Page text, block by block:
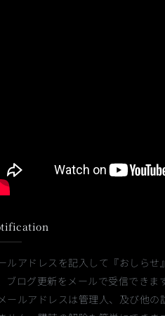
ルアドレスを記入して『おしらせ
ブログ更新をメールで受信できます
ールアドレスは管理人、及び他の